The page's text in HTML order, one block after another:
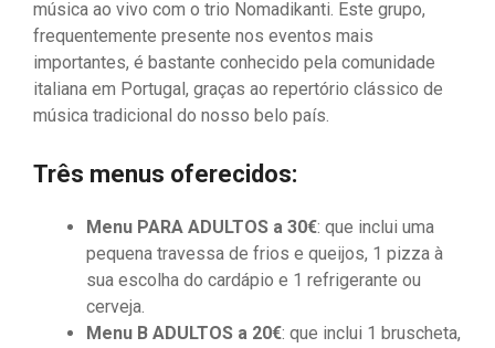
música ao vivo com o trio Nomadikanti. Este grupo,
frequentemente presente nos eventos mais
importantes, é bastante conhecido pela comunidade
italiana em Portugal, graças ao repertório clássico de
música tradicional do nosso belo país.
Três menus oferecidos:
Menu PARA ADULTOS a 30€: que inclui uma
pequena travessa de frios e queijos, 1 pizza à
sua escolha do cardápio e 1 refrigerante ou
cerveja.
Menu B ADULTOS a 20€: que inclui 1 bruscheta,